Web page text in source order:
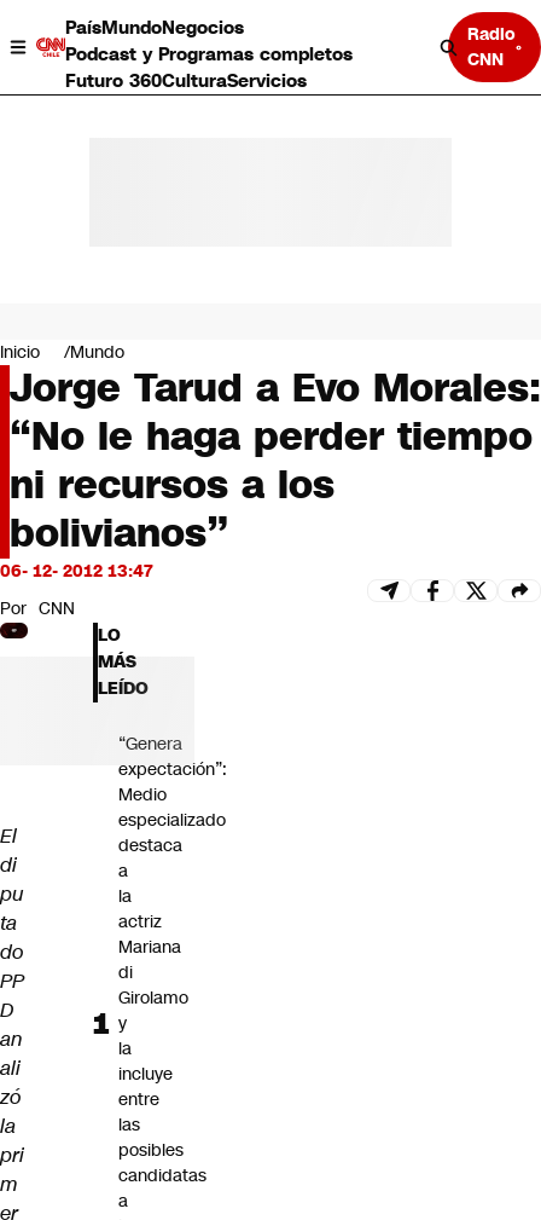
PaísMundoNegocios
Podcast y Programas completos
Futuro 360CulturaServicios
Radio
CNN
Negocios
Deportes
Programas completos
Cultura
Servicios
Bits
CNN tiempo
Futuro 360
Inicio Mundo
Jorge Tarud a Evo Morales:
“No le haga perder tiempo
ni recursos a los
bolivianos”
06- 12- 2012 13:47
Por CNN
El
di
pu
ta
do
PP
D
an
ali
zó
la
pri
m
er
LO
MÁS
LEÍDO
“Genera
expectación”:
Medio
especializado
destaca
a
la
actriz
Mariana
di
Girolamo
y
la
incluye
entre
las
posibles
candidatas
a